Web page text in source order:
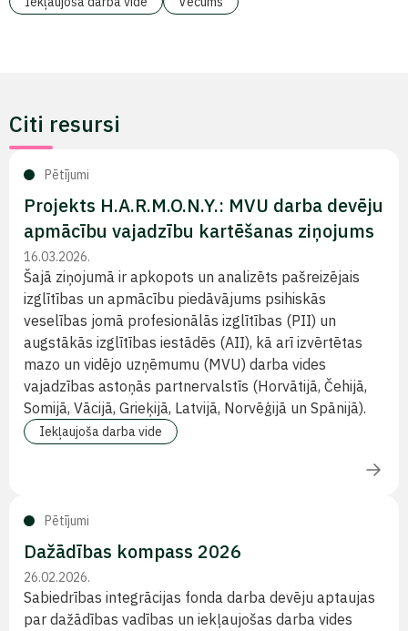
Citi resursi
Pētījumi
Projekts H.A.R.M.O.N.Y.: MVU darba devēju
apmācību vajadzību kartēšanas ziņojums
16.03.2026.
Šajā ziņojumā ir apkopots un analizēts pašreizējais
izglītības un apmācību piedāvājums psihiskās
veselības jomā profesionālās izglītības (PII) un
augstākās izglītības iestādēs (AII), kā arī izvērtētas
mazo un vidējo uzņēmumu (MVU) darba vides
vajadzības astoņās partnervalstīs (Horvātijā, Čehijā,
Somijā, Vācijā, Grieķijā, Latvijā, Norvēģijā un Spānijā).
Iekļaujoša darba vide
Pētījumi
Dažādības kompass 2026
26.02.2026.
Sabiedrības integrācijas fonda darba devēju aptaujas
par dažādības vadības un iekļaujošas darba vides